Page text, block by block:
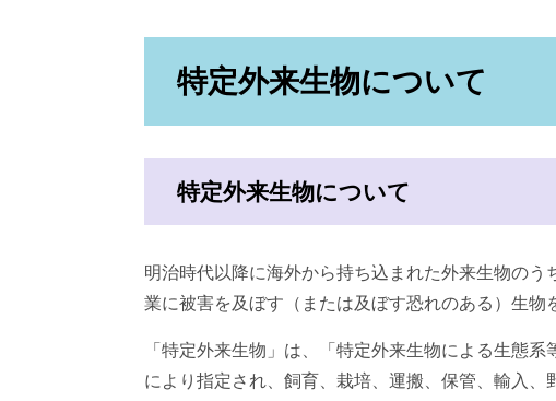
特定外来生物について
特定外来生物について
明治時代以降に海外から持ち込まれた外来生物の
業に被害を及ぼす（または及ぼす恐れのある）生物
「特定外来生物」は、「特定外来生物による生態
により指定され、飼育、栽培、運搬、保管、輸入